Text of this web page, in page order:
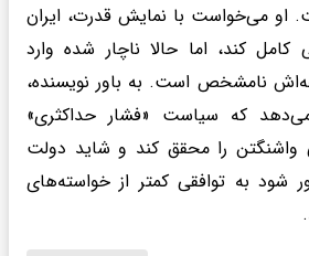
او می‌خواست با نمایش قدرت، ایران
کامل کند، اما حالا ناچار شده وارد
نامشخص است. به باور نویسنده،
که سیاست «فشار حداکثری»
واشنگتن را محقق کند و شاید دولت
شود به توافقی کمتر از خواسته‌های